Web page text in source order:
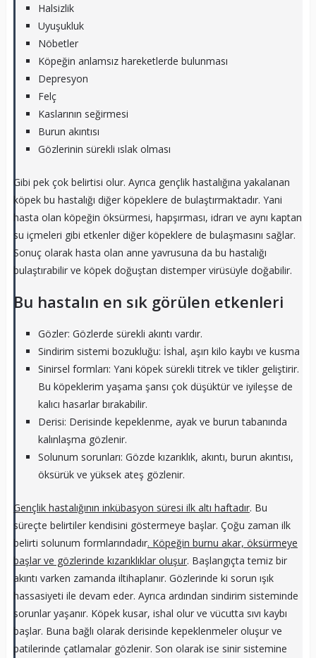
Halsizlik
Uyuşukluk
Nöbetler
Köpeğin anlamsız hareketlerde bulunması
Depresyon
Felç
Kaslarının seğirmesi
Burun akıntısı
Gözlerinin sürekli ıslak olması
Gibi pek çok belirtisi olur. Ayrıca gençlik hastalığına yakalanan
köpek bu hastalığı diğer köpeklere de bulaştırmaktadır. Yani
hasta olan köpeğin öksürmesi, hapşırması, idrarı ve aynı kaptan
su içmeleri gibi etkenler diğer köpeklere de bulaşmasını sağlar.
Sonuç olarak hasta olan anne yavrusuna da bu hastalığı
bulaştırabilir ve köpek doğuştan distemper virüsüyle doğabilir.
Bu hastalın en sık görülen etkenleri
Gözler: Gözlerde sürekli akıntı vardır.
Sindirim sistemi bozukluğu: İshal, aşırı kilo kaybı ve kusma
Sinirsel formları: Yani köpek sürekli titrek ve tikler geliştirir.
Bu köpeklerim yaşama şansı çok düşüktür ve iyileşse de
kalıcı hasarlar bırakabilir.
Derisi: Derisinde kepeklenme, ayak ve burun tabanında
kalınlaşma gözlenir.
Solunum sorunları: Gözde kızarıklık, akıntı, burun akıntısı,
öksürük ve yüksek ateş gözlenir.
Gençlik hastalığının inkübasyon süresi ilk altı haftadır. Bu
süreçte belirtiler kendisini göstermeye başlar. Çoğu zaman ilk
belirti solunum formlarındadır. Köpeğin burnu akar, öksürmeye
başlar ve gözlerinde kızarıklıklar oluşur. Başlangıçta temiz bir
akıntı varken zamanda iltihaplanır. Gözlerinde ki sorun ışık
hassasiyeti ile devam eder. Ayrıca ardından sindirim sisteminde
sorunlar yaşanır. Köpek kusar, ishal olur ve vücutta sıvı kaybı
başlar. Buna bağlı olarak derisinde kepeklenmeler oluşur ve
patilerinde çatlamalar gözlenir. Son olarak ise sinir sistemine